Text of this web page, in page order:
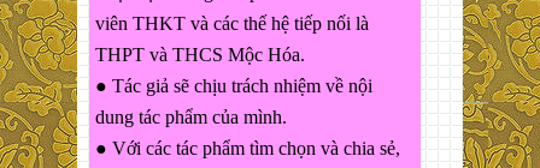
viên THKT và các thế hệ tiếp nối là
THPT và THCS Mộc Hóa.
● Tác giả sẽ chịu trách nhiệm về nội
dung tác phẩm của mình.
● Với các tác phẩm tìm chọn và chia sẻ,